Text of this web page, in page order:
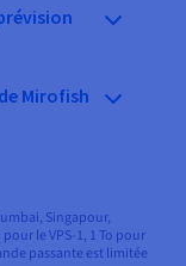
Mirofish
Singapour,
le VPS-1, 1 To pour
passante est limitée